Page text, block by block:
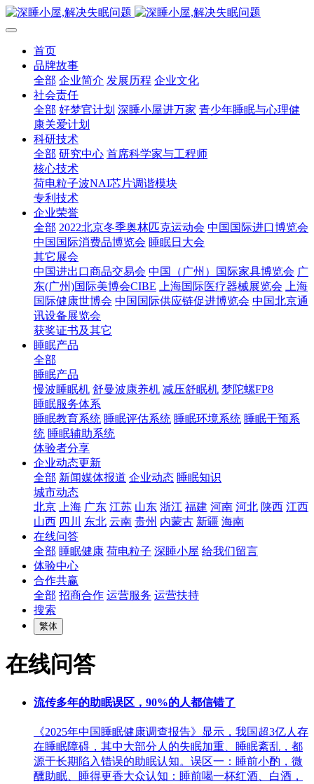
首页
品牌故事
全部 企业简介 发展历程 企业文化
社会责任
全部 好梦官计划 深睡小屋进万家 青少年睡眠与心理健
康关爱计划
科研技术
全部 研究中心 首席科学家与工程师
核心技术
荷电粒子波NAI芯片调谐模块
专利技术
企业荣誉
全部 2022北京冬季奥林匹克运动会 中国国际进口博览会
中国国际消费品博览会 睡眠日大会
其它展会
中国进出口商品交易会 中国（广州）国际家具博览会 广
东(广州)国际美博会CIBE
上海国际医疗器械展览会
上海
国际健康世博会 中国国际供应链促进博览会 中国北京通
讯设备展览会
获奖证书及其它
睡眠产品
全部
睡眠产品
慢波睡眠机 舒曼波康养机 减压舒眠机 梦陀螺FP8
睡眠服务体系
睡眠教育系统 睡眠评估系统 睡眠环境系统 睡眠干预系
统 睡眠辅助系统
体验者分享
企业动态更新
全部 新闻媒体报道 企业动态 睡眠知识
城市动态
北京
上海 广东 江苏 山东 浙江 福建 河南 河北 陕西 江西
山西 四川 东北 云南 贵州 内蒙古 新疆 海南
在线问答
全部 睡眠健康 荷电粒子 深睡小屋 给我们留言
体验中心
合作共赢
全部 招商合作 运营服务 运营扶持
搜索
繁体
在线问答
流传多年的助眠误区，90%的人都信错了
《2025年中国睡眠健康调查报告》显示，我国超3亿人存
在睡眠障碍，其中大部分人的失眠加重、睡眠紊乱，都
源于长期陷入错误的助眠认知。误区一：睡前小酌，微
醺助眠、睡得更香大众认知：睡前喝一杯红酒、白酒，